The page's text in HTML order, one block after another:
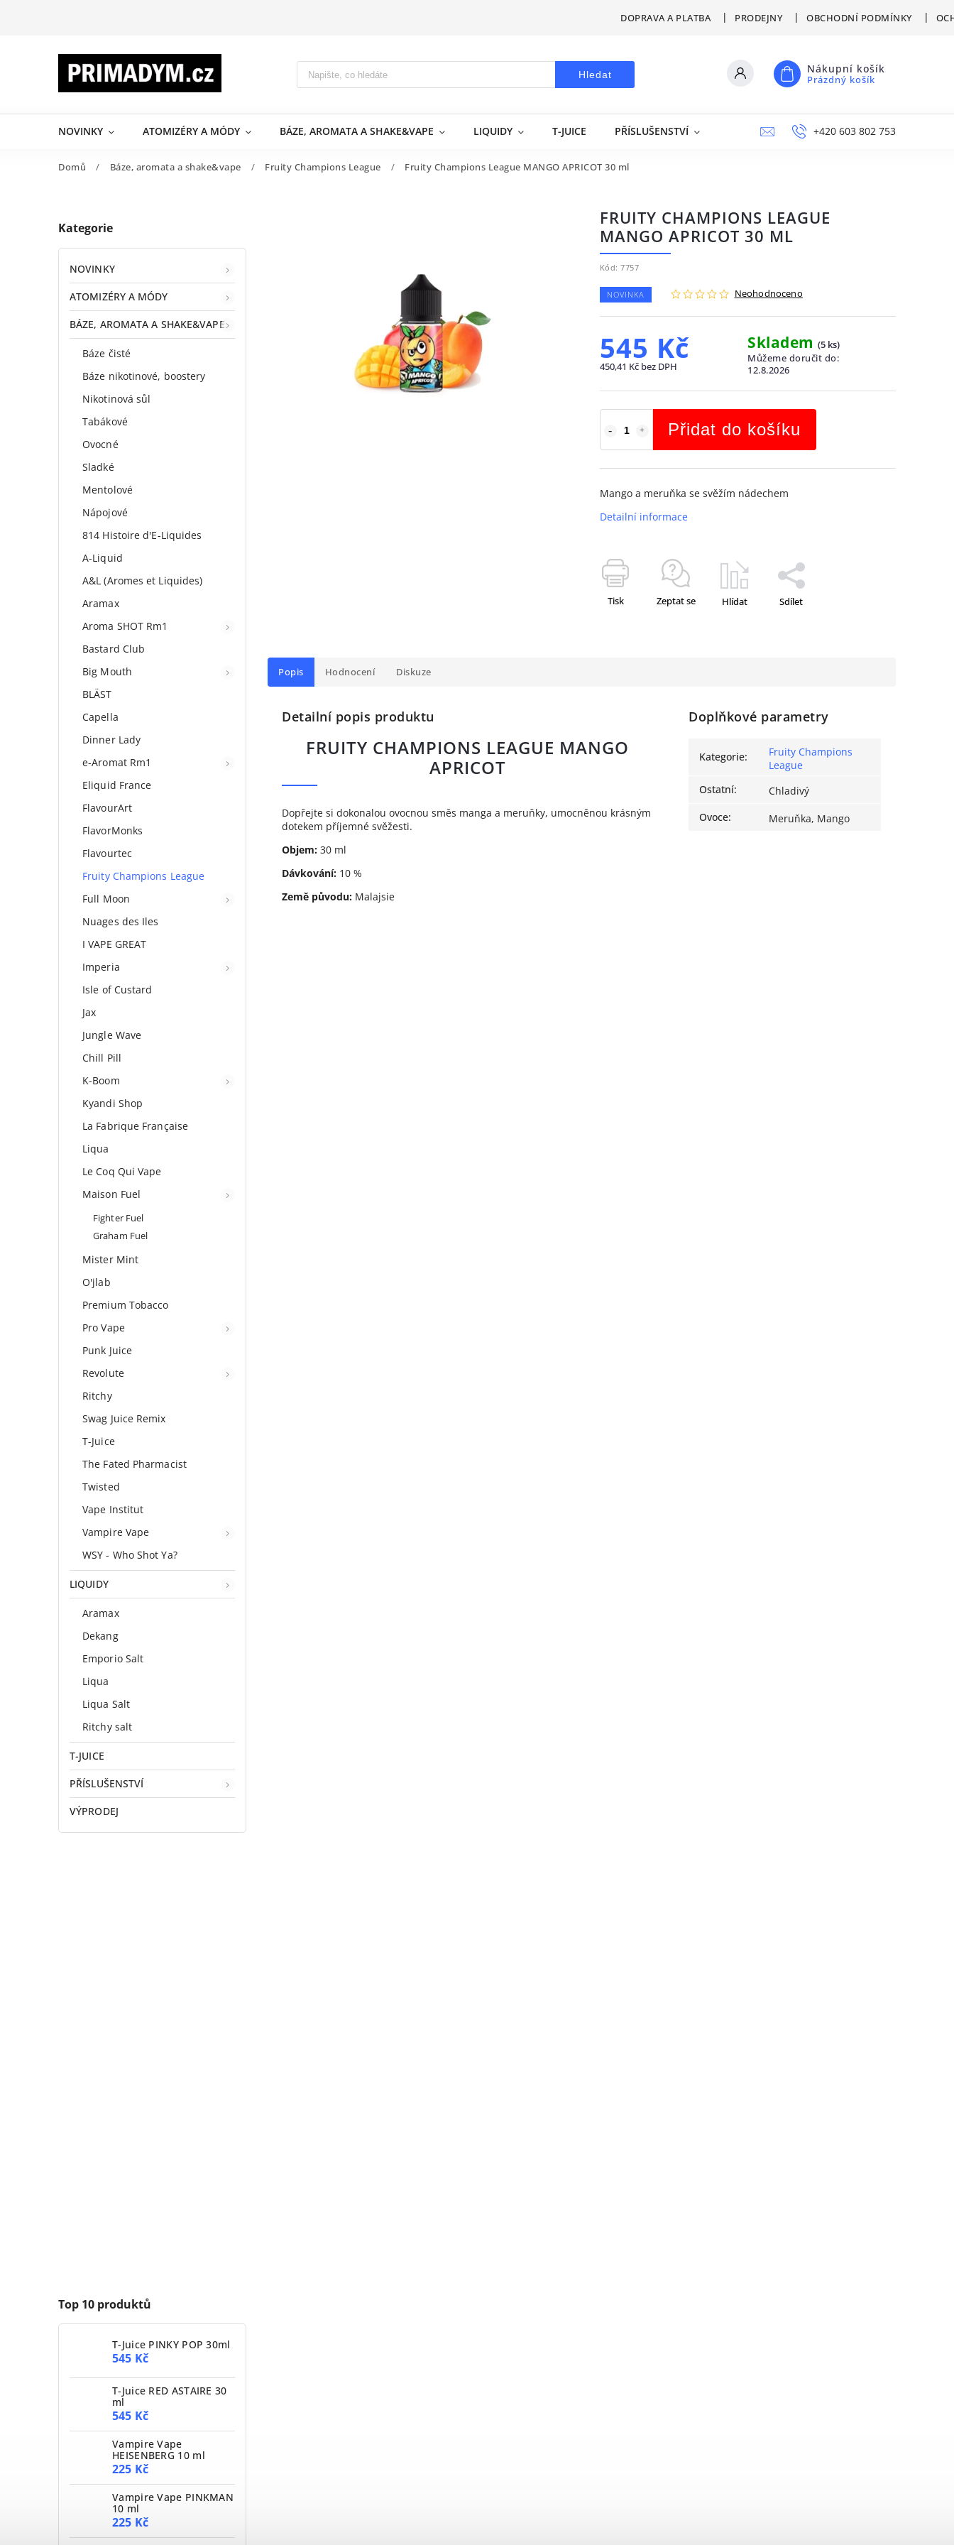
DOPRAVA A PLATBA PRODEJNY OBCHODNÍ PODMÍNKY
Hledat Nákupní košík
Prázdný košík
NOVINKY ATOMIZÉRY A MÓDY BÁZE, AROMATA A SHAKE&VAPE LIQUIDY T-JUICE PŘÍSLUŠENSTVÍ VÝPRODEJ NAPIŠTE NÁM
+420 603 802 753
Domů / Báze, aromata a shake&vape / Fruity Champions League / Fruity Champions League MANGO APRICOT 30 ml
Kategorie
NOVINKY
ATOMIZÉRY A MÓDY
BÁZE, AROMATA A SHAKE&VAPE
Báze čisté
Báze nikotinové, boostery
Nikotinová sůl
Tabákové
Ovocné
Sladké
Mentolové
Nápojové
814 Histoire d'E-Liquides
A-Liquid
A&L (Aromes et Liquides)
Aramax
Aroma SHOT Rm1
Bastard Club
Big Mouth
BLÄST
Capella
Dinner Lady
e-Aromat Rm1
Eliquid France
FlavourArt
FlavorMonks
Flavourtec
Fruity Champions League
Full Moon
Nuages des Iles
I VAPE GREAT
Imperia
Isle of Custard
Jax
Jungle Wave
Chill Pill
K-Boom
Kyandi Shop
La Fabrique Française
Liqua
Le Coq Qui Vape
Maison Fuel
Fighter Fuel
Graham Fuel
Mister Mint
O'jlab
Premium Tobacco
Pro Vape
Punk Juice
Revolute
Ritchy
Swag Juice Remix
T-Juice
The Fated Pharmacist
Twisted
Vape Institut
Vampire Vape
WSY - Who Shot Ya?
LIQUIDY
Aramax
Dekang
Emporio Salt
Liqua
Liqua Salt
Ritchy salt
T-JUICE
PŘÍSLUŠENSTVÍ
VÝPRODEJ
Top 10 produktů
T-Juice PINKY POP 30ml
545 Kč
T-Juice RED ASTAIRE 30
ml
545 Kč
Vampire Vape
HEISENBERG 10 ml
225 Kč
Vampire Vape PINKMAN
10 ml
225 Kč
FRUITY CHAMPIONS LEAGUE
MANGO APRICOT 30 ML
Kód: 7757
NOVINKA Neohodnoceno
545 Kč
450,41 Kč bez DPH
Skladem(5 ks)
Můžeme doručit do:
12.8.2026
Přidat do košíku
Mango a meruňka se svěžím nádechem
Detailní informace
Tisk Zeptat se Hlídat Sdílet
Popis Hodnocení Diskuze
Detailní popis produktu
FRUITY CHAMPIONS LEAGUE MANGO
APRICOT
Dopřejte si dokonalou ovocnou směs manga a meruňky, umocněnou krásným
dotekem příjemné svěžesti.
Objem: 30 ml
Dávkování: 10 %
Země původu: Malajsie
Doplňkové parametry
Kategorie:
Fruity Champions
League
Ostatní:
Chladivý
Ovoce: Meruňka, Mango